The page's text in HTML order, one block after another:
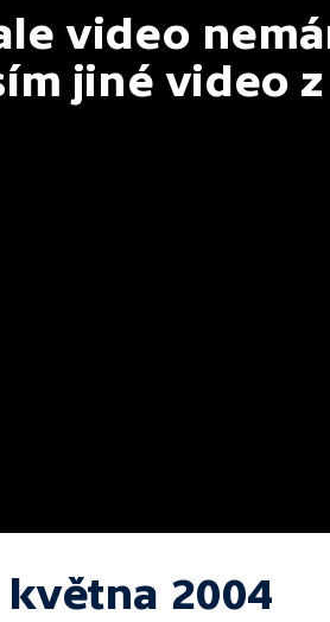
video
jiné video z
května 2004